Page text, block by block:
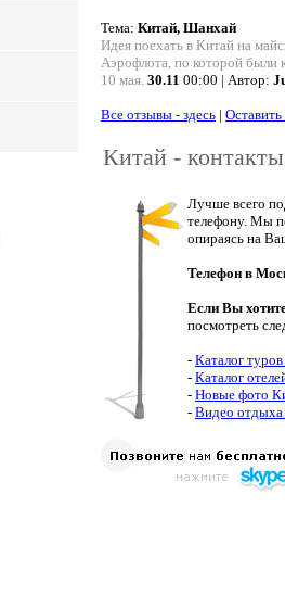
Тема: Китай, Шанхай
Идея поехать в Китай на
Аэрофлота, по которой были
10 мая. 30.11 00:00 | Автор:
Все отзывы - здесь |
Китай - контакты
Лучше всего
телефону. Мы
опираясь на
Телефон в
Если Вы
посмотреть
- Каталог
- Каталог
- Новые фото
- Видео отдыха